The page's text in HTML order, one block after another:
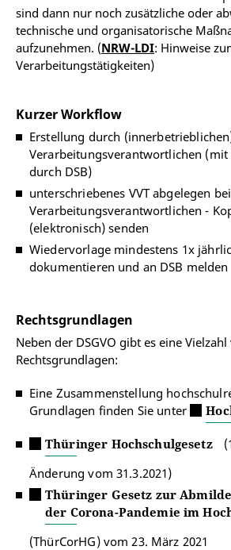
sind dann nur noch zusätzliche oder
technische und organisatorische
aufzunehmen. (NRW-LDI: Hinweise
Verarbeitungstätigkeiten)
Kurzer Workflow
Erstellung durch
Verarbeitungsverantwortlichen
durch DSB)
unterschriebenes VVT abgelegen
Verarbeitungsverantwortlichen -
(elektronisch) senden
Wiedervorlage mindestens 1x
dokumentieren und an DSB melden
Rechtsgrundlagen
Neben der DSGVO gibt es eine
Rechtsgrundlagen:
Eine Zusammenstellung
Grundlagen finden Sie unter
Thüringer Hochschulgesetz
Änderung vom 31.3.2021)
Thüringer Gesetz zur
der Corona-Pandemie im
(ThürCorHG) vom 23. März 2021